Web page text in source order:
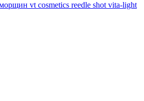
vt cosmetics reedle shot vita-light